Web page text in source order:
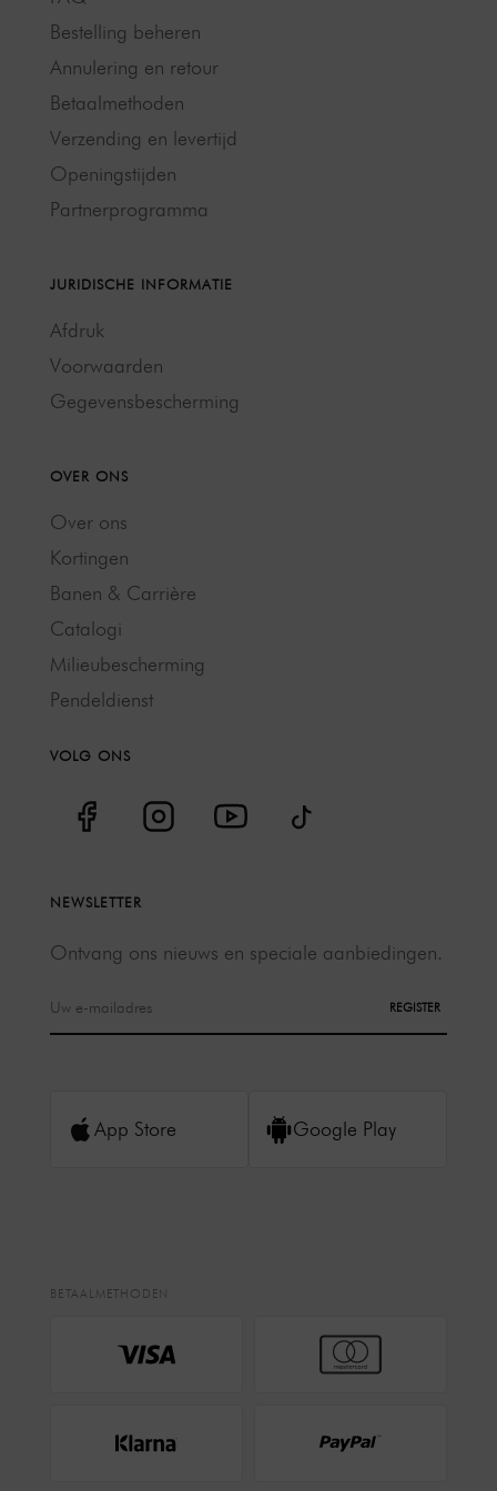
Bestelling beheren
Annulering en retour
Betaalmethoden
Verzending en levertijd
Openingstijden
Partnerprogramma
JURIDISCHE INFORMATIE
Afdruk
Voorwaarden
Gegevensbescherming
OVER ONS
Over ons
Kortingen
Banen & Carrière
Catalogi
Milieubescherming
Pendeldienst
VOLG ONS
NEWSLETTER
Ontvang ons nieuws en speciale aanbiedingen.
REGISTER
App Store Google Play
BETAALMETHODEN